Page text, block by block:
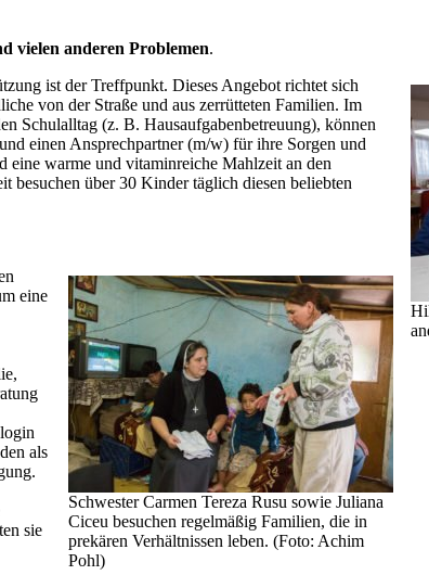
vielen anderen Problemen.
ist der Treffpunkt. Dieses Angebot richtet sich
von der Straße und aus zerrütteten Familien. Im
Schulalltag (z. B. Hausaufgabenbetreuung), können
einen Ansprechpartner (m/w) für ihre Sorgen und
eine warme und vitaminreiche Mahlzeit an den
besuchen über 30 Kinder täglich diesen beliebten
Schwester Carmen Tereza Rusu sowie Juliana
Ciceu besuchen regelmäßig Familien, die in
prekären Verhältnissen leben. (Foto: Achim
Pohl)
eine
als
sie